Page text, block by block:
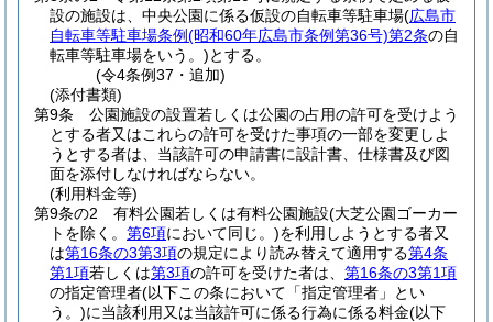
設の施設は、中央公園に係る仮設の自転車等駐車場(広島市
自転車等駐車場条例(昭和60年広島市条例第36号)第2条の自
転車等駐車場をいう。)とする。
(令4条例37・追加)
(添付書類)
第9条
公園施設の設置若しくは公園の占用の許可を受けよう
とする者又はこれらの許可を受けた事項の一部を変更しよ
うとする者は、当該許可の申請書に設計書、仕様書及び図
面を添付しなければならない。
(利用料金等)
第9条の2
有料公園若しくは有料公園施設(大芝公園ゴーカー
トを除く。 第6項において同じ。)を利用しようとする者又
は第16条の3第3項の規定により読み替えて適用する第4条
第1項若しくは第3項の許可を受けた者は、 第16条の3第1項
の指定管理者(以下この条において「指定管理者」とい
う。)に当該利用又は当該許可に係る行為に係る料金(以下